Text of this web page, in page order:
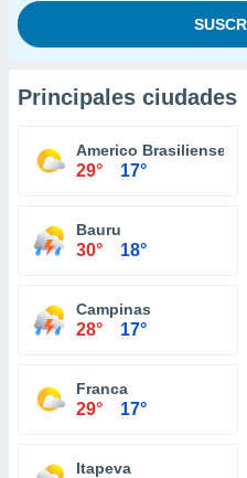
Principales ciudades
Americo Brasiliense
29° 17°
Bauru
30° 18°
Campinas
28° 17°
Franca
29° 17°
Itapeva